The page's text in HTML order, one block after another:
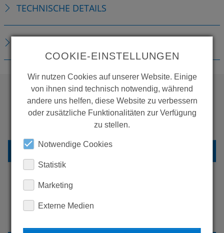
TECHNISCHE DETAILS
WOLLEN SIE MEHR
PRODUKTE SEHEN?
ZURÜCK ZUR ÜBERSICHT
ERFAHREN SIE MEHR ÜBER
COOKIE-EINSTELLUNGEN
Wir nutzen Cookies auf unserer Website. Einige
von ihnen sind technisch notwendig, während
andere uns helfen, diese Website zu verbessern
oder zusätzliche Funktionalitäten zur Verfügung
zu stellen.
Notwendige Cookies
Statistik
Marketing
Externe Medien